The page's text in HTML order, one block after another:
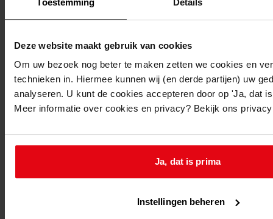
Deze website maakt gebruik van cookies
Om uw bezoek nog beter te maken zetten we cookies en
technieken in. Hiermee kunnen wij (en derde partijen) uw
analyseren. U kunt de cookies accepteren door op 'Ja, dat
Meer informatie over cookies en privacy? Bekijk ons
Ja, dat is prima
Instellingen beheren
Bouw van twee garages (Boxwoudstraat 9 en 11),
Datering:
1972
Beschrijving:
Bouw van twee garages (Boxwoudstraat 9 en 11)
Datum vergunning:
26-01-1972
Adres:
Hauwert, Boxwoudstraat 9